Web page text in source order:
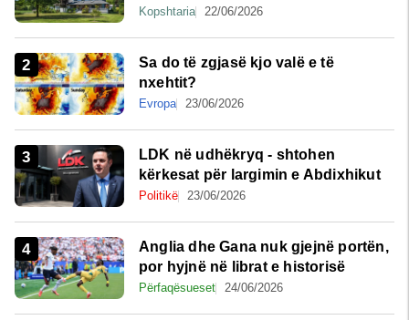
Kopshtaria 22/06/2026
Sa do të zgjasë kjo valë e të
nxehtit?
Evropa 23/06/2026
LDK në udhëkryq - shtohen
kërkesat për largimin e Abdixhikut
Politikë 23/06/2026
Anglia dhe Gana nuk gjejnë portën,
por hyjnë në librat e historisë
Përfaqësueset 24/06/2026